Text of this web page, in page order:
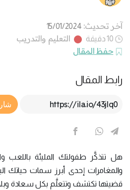
آخر تحديث: 15/01/2024
10 دقيقة
التعليم والتدريب
حفظ المقال
رابط المقال
Link
هل تتذكَّر طفولتك المليئة باللعب
والمغامرات إحدى أبرز سمات حياتك
قضيتها تكتشف وتتعلَّم بكل سعادة